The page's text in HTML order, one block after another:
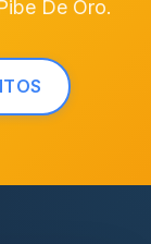
De Oro.